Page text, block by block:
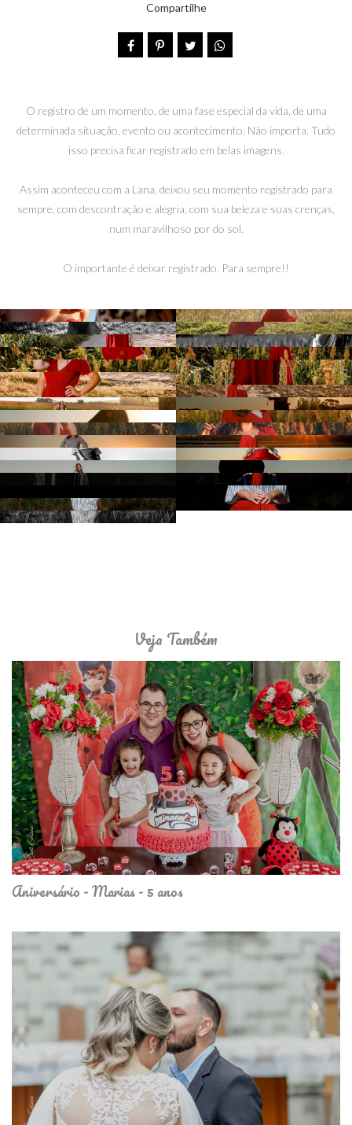
Compartilhe
O registro de um momento, de uma fase especial da vida, de uma
determinada situação, evento ou acontecimento. Não importa. Tudo
isso precisa ficar registrado em belas imagens.
Assim aconteceu com a Lana, deixou seu momento registrado para
sempre, com descontração e alegria, com sua beleza e suas crenças,
num maravilhoso por do sol.
O importante é deixar registrado. Para sempre!!
Veja Também
Aniversário - Marias - 5 anos